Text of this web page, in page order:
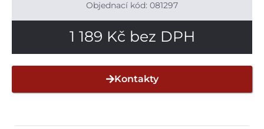
Objednací kód: 081297
1 189 Kč bez DPH
Kontakty